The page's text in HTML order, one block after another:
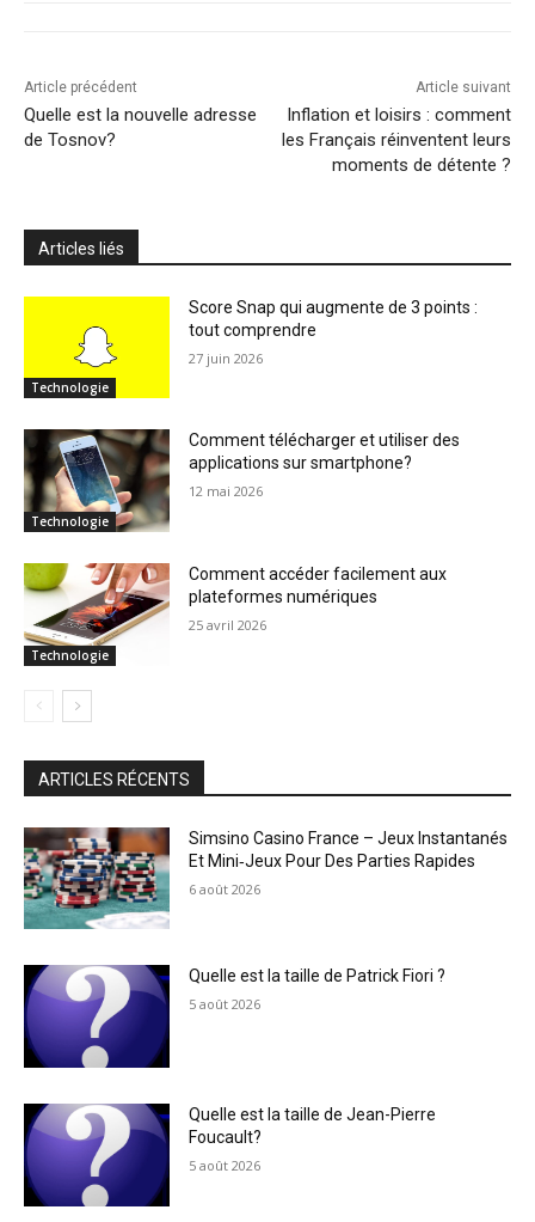
Article précédent
Quelle est la nouvelle adresse
de Tosnov?
Article suivant
Inflation et loisirs : comment
les Français réinventent leurs
moments de détente ?
Articles liés
Technologie
Score Snap qui augmente de 3 points :
tout comprendre
27 juin 2026
Technologie
Comment télécharger et utiliser des
applications sur smartphone?
12 mai 2026
Technologie
Comment accéder facilement aux
plateformes numériques
25 avril 2026
ARTICLES RÉCENTS
Simsino Casino France – Jeux Instantanés
Et Mini‑Jeux Pour Des Parties Rapides
6 août 2026
Quelle est la taille de Patrick Fiori ?
5 août 2026
Quelle est la taille de Jean-Pierre
Foucault?
5 août 2026